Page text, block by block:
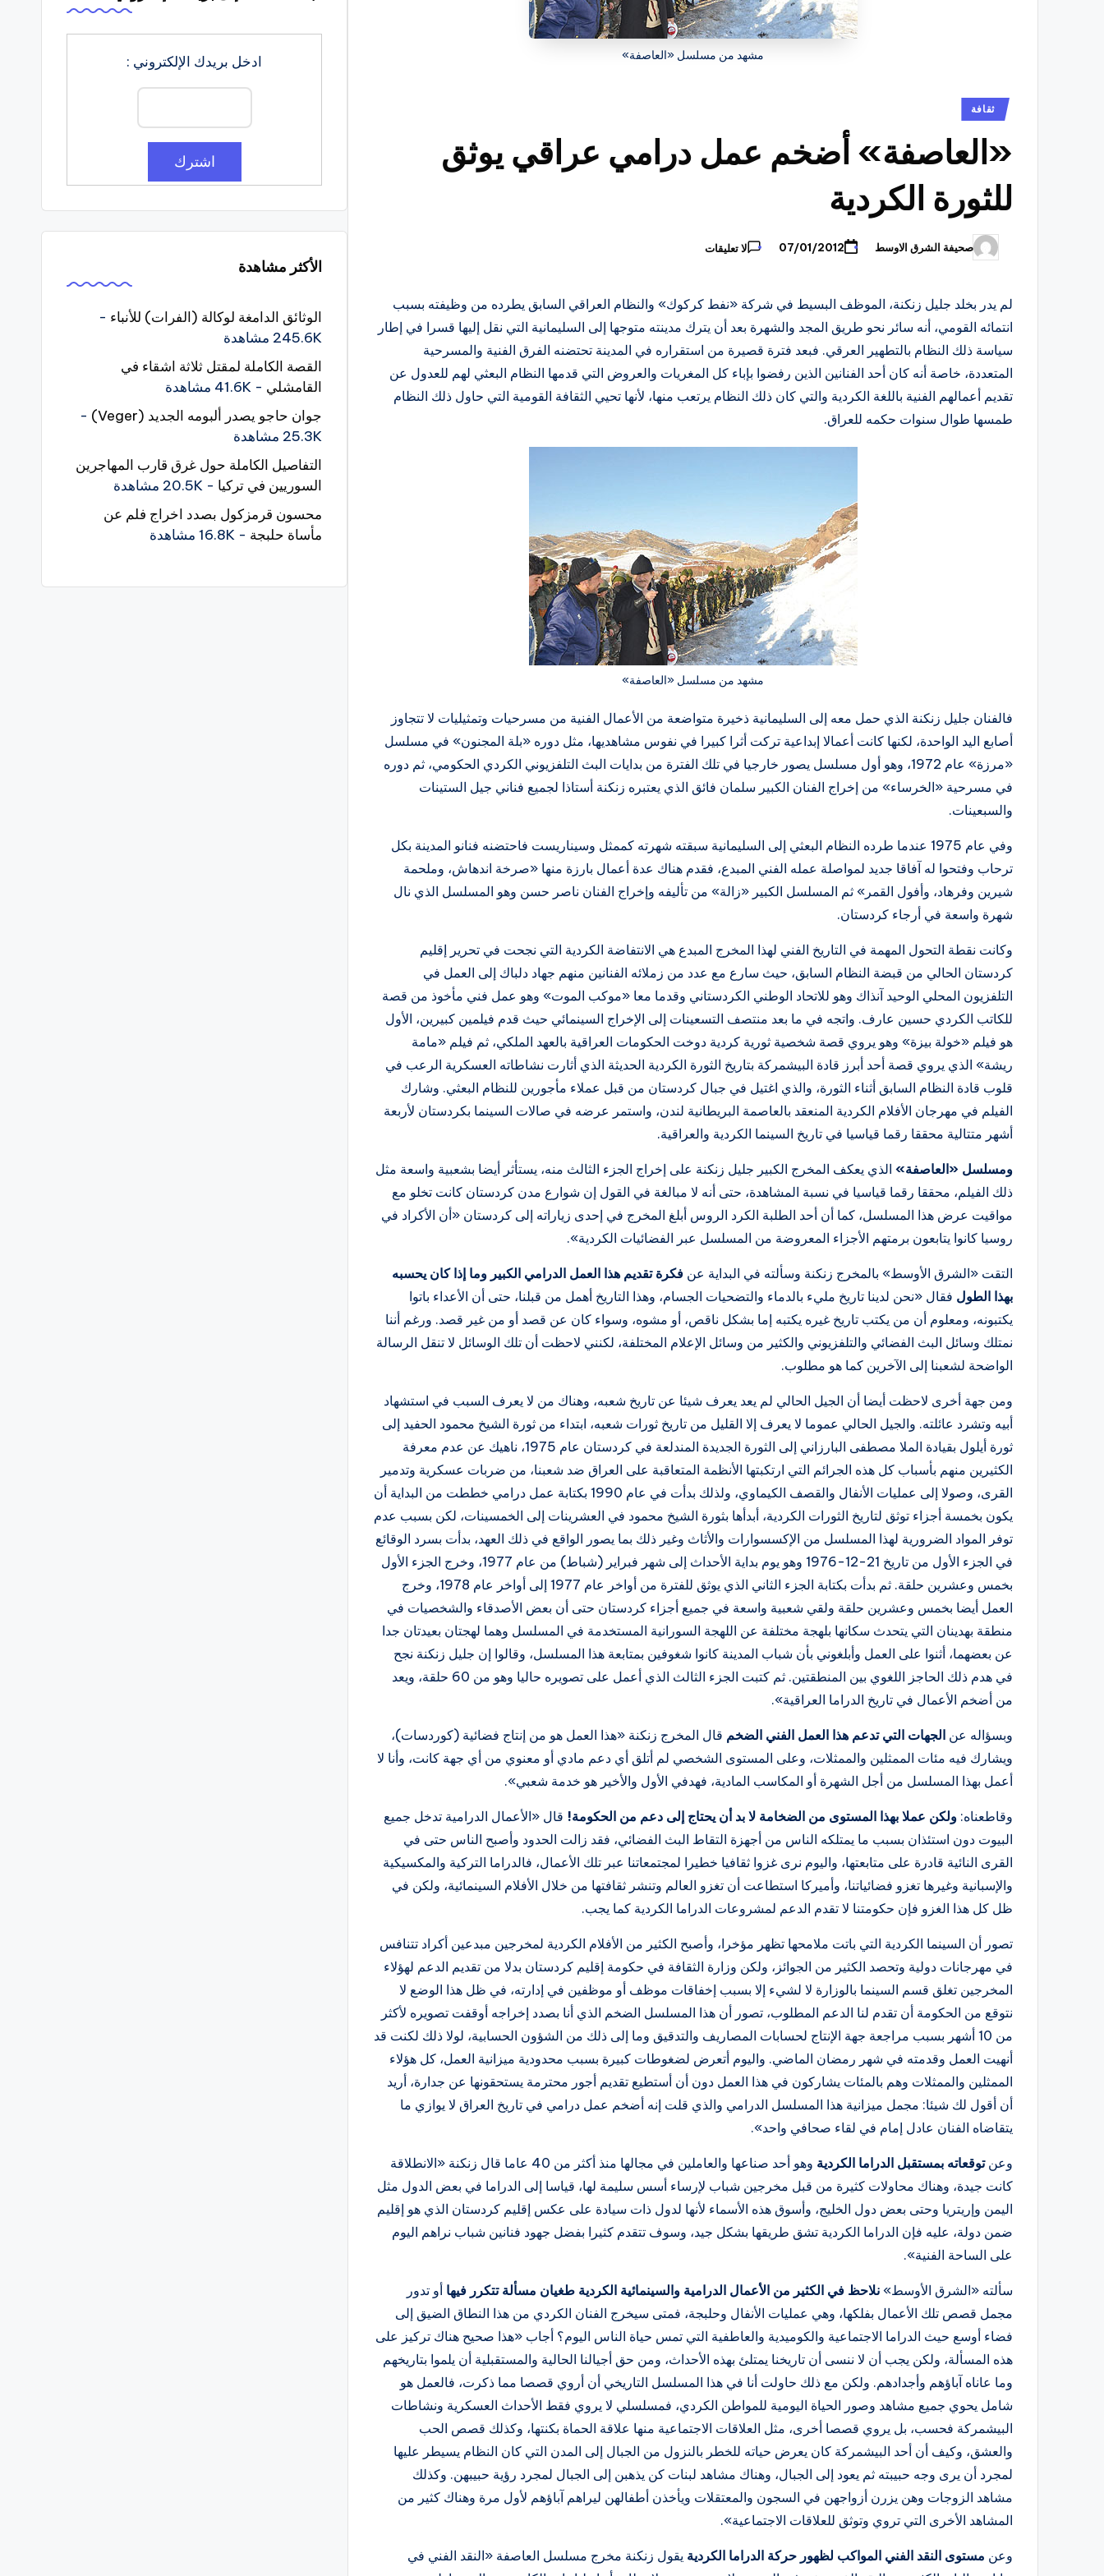
مشهد من مسلسل «العاصفة»
نُشرثقافة
«العاصفة» أضخم عمل درامي عراقي يوثق
للثورة الكردية
تمّ
النشر
صحيفة الشرق الاوسط 07/01/2012 لا تعليقات
لم يدر بخلد جليل زنكنة، الموظف البسيط في شركة «نفط كركوك» والنظام العراقي السابق يطرده من وظيفته بسبب
انتمائه القومي، أنه سائر نحو طريق المجد والشهرة بعد أن يترك مدينته متوجها إلى السليمانية التي نقل إليها قسرا في إطار
سياسة ذلك النظام بالتطهير العرقي. فبعد فترة قصيرة من استقراره في المدينة تحتضنه الفرق الفنية والمسرحية
المتعددة، خاصة أنه كان أحد الفنانين الذين رفضوا بإباء كل المغريات والعروض التي قدمها النظام البعثي لهم للعدول عن
تقديم أعمالهم الفنية باللغة الكردية والتي كان ذلك النظام يرتعب منها، لأنها تحيي الثقافة القومية التي حاول ذلك النظام
طمسها طوال سنوات حكمه للعراق.
مشهد من مسلسل «العاصفة»
فالفنان جليل زنكنة الذي حمل معه إلى السليمانية ذخيرة متواضعة من الأعمال الفنية من مسرحيات وتمثيليات لا تتجاوز
أصابع اليد الواحدة، لكنها كانت أعمالا إبداعية تركت أثرا كبيرا في نفوس مشاهديها، مثل دوره «بلة المجنون» في مسلسل
«مرزة» عام 1972، وهو أول مسلسل يصور خارجيا في تلك الفترة من بدايات البث التلفزيوني الكردي الحكومي، ثم دوره
في مسرحية «الخرساء» من إخراج الفنان الكبير سلمان فائق الذي يعتبره زنكنة أستاذا لجميع فناني جيل الستينات
والسبعينات.
وفي عام 1975 عندما طرده النظام البعثي إلى السليمانية سبقته شهرته كممثل وسيناريست فاحتضنه فنانو المدينة بكل
ترحاب وفتحوا له آفاقا جديد لمواصلة عمله الفني المبدع، فقدم هناك عدة أعمال بارزة منها «صرخة اندهاش، وملحمة
شيرين وفرهاد، وأفول القمر» ثم المسلسل الكبير «زالة» من تأليفه وإخراج الفنان ناصر حسن وهو المسلسل الذي نال
شهرة واسعة في أرجاء كردستان.
وكانت نقطة التحول المهمة في التاريخ الفني لهذا المخرج المبدع هي الانتفاضة الكردية التي نجحت في تحرير إقليم
كردستان الحالي من قبضة النظام السابق، حيث سارع مع عدد من زملائه الفنانين منهم جهاد دلباك إلى العمل في
التلفزيون المحلي الوحيد آنذاك وهو للاتحاد الوطني الكردستاني وقدما معا «موكب الموت» وهو عمل فني مأخوذ من قصة
للكاتب الكردي حسين عارف. واتجه في ما بعد منتصف التسعينات إلى الإخراج السينمائي حيث قدم فيلمين كبيرين، الأول
هو فيلم «خولة بيزة» وهو يروي قصة شخصية ثورية كردية دوخت الحكومات العراقية بالعهد الملكي، ثم فيلم «مامة
ريشة» الذي يروي قصة أحد أبرز قادة البيشمركة بتاريخ الثورة الكردية الحديثة الذي أثارت نشاطاته العسكرية الرعب في
قلوب قادة النظام السابق أثناء الثورة، والذي اغتيل في جبال كردستان من قبل عملاء مأجورين للنظام البعثي. وشارك
الفيلم في مهرجان الأفلام الكردية المنعقد بالعاصمة البريطانية لندن، واستمر عرضه في صالات السينما بكردستان لأربعة
أشهر متتالية محققا رقما قياسيا في تاريخ السينما الكردية والعراقية.
ومسلسل «العاصفة» الذي يعكف المخرج الكبير جليل زنكنة على إخراج الجزء الثالث منه، يستأثر أيضا بشعبية واسعة مثل
ذلك الفيلم، محققا رقما قياسيا في نسبة المشاهدة، حتى أنه لا مبالغة في القول إن شوارع مدن كردستان كانت تخلو مع
مواقيت عرض هذا المسلسل، كما أن أحد الطلبة الكرد الروس أبلغ المخرج في إحدى زياراته إلى كردستان «أن الأكراد في
روسيا كانوا يتابعون برمتهم الأجزاء المعروضة من المسلسل عبر الفضائيات الكردية».
التقت «الشرق الأوسط» بالمخرج زنكنة وسألته في البداية عن فكرة تقديم هذا العمل الدرامي الكبير وما إذا كان يحسبه
بهذا الطول فقال «نحن لدينا تاريخ مليء بالدماء والتضحيات الجسام، وهذا التاريخ أهمل من قبلنا، حتى أن الأعداء باتوا
يكتبونه، ومعلوم أن من يكتب تاريخ غيره يكتبه إما بشكل ناقص، أو مشوه، وسواء كان عن قصد أو من غير قصد. ورغم أننا
نمتلك وسائل البث الفضائي والتلفزيوني والكثير من وسائل الإعلام المختلفة، لكنني لاحظت أن تلك الوسائل لا تنقل الرسالة
الواضحة لشعبنا إلى الآخرين كما هو مطلوب.
ومن جهة أخرى لاحظت أيضا أن الجيل الحالي لم يعد يعرف شيئا عن تاريخ شعبه، وهناك من لا يعرف السبب في استشهاد
أبيه وتشرد عائلته. والجيل الحالي عموما لا يعرف إلا القليل من تاريخ ثورات شعبه، ابتداء من ثورة الشيخ محمود الحفيد إلى
ثورة أيلول بقيادة الملا مصطفى البارزاني إلى الثورة الجديدة المندلعة في كردستان عام 1975، ناهيك عن عدم معرفة
الكثيرين منهم بأسباب كل هذه الجرائم التي ارتكبتها الأنظمة المتعاقبة على العراق ضد شعبنا، من ضربات عسكرية وتدمير
القرى، وصولا إلى عمليات الأنفال والقصف الكيماوي، ولذلك بدأت في عام 1990 بكتابة عمل درامي خططت من البداية أن
يكون بخمسة أجزاء توثق لتاريخ الثورات الكردية، أبدأها بثورة الشيخ محمود في العشرينات إلى الخمسينات، لكن بسبب عدم
توفر المواد الضرورية لهذا المسلسل من الإكسسوارات والأثاث وغير ذلك بما يصور الواقع في ذلك العهد، بدأت بسرد الوقائع
في الجزء الأول من تاريخ 21-12-1976 وهو يوم بداية الأحداث إلى شهر فبراير (شباط) من عام 1977، وخرج الجزء الأول
بخمس وعشرين حلقة. ثم بدأت بكتابة الجزء الثاني الذي يوثق للفترة من أواخر عام 1977 إلى أواخر عام 1978، وخرج
العمل أيضا بخمس وعشرين حلقة ولقي شعبية واسعة في جميع أجزاء كردستان حتى أن بعض الأصدقاء والشخصيات في
منطقة بهدينان التي يتحدث سكانها بلهجة مختلفة عن اللهجة السورانية المستخدمة في المسلسل وهما لهجتان بعيدتان جدا
عن بعضهما، أثنوا على العمل وأبلغوني بأن شباب المدينة كانوا شغوفين بمتابعة هذا المسلسل، وقالوا إن جليل زنكنة نجح
في هدم ذلك الحاجز اللغوي بين المنطقتين. ثم كتبت الجزء الثالث الذي أعمل على تصويره حاليا وهو من 60 حلقة، ويعد
من أضخم الأعمال في تاريخ الدراما العراقية».
وبسؤاله عن الجهات التي تدعم هذا العمل الفني الضخم قال المخرج زنكنة «هذا العمل هو من إنتاج فضائية (كوردسات)،
ويشارك فيه مئات الممثلين والممثلات، وعلى المستوى الشخصي لم أتلق أي دعم مادي أو معنوي من أي جهة كانت، وأنا لا
أعمل بهذا المسلسل من أجل الشهرة أو المكاسب المادية، فهدفي الأول والأخير هو خدمة شعبي».
وقاطعناه: ولكن عملا بهذا المستوى من الضخامة لا بد أن يحتاج إلى دعم من الحكومة! قال «الأعمال الدرامية تدخل جميع
البيوت دون استئذان بسبب ما يمتلكه الناس من أجهزة التقاط البث الفضائي، فقد زالت الحدود وأصبح الناس حتى في
القرى النائية قادرة على متابعتها، واليوم نرى غزوا ثقافيا خطيرا لمجتمعاتنا عبر تلك الأعمال، فالدراما التركية والمكسيكية
والإسبانية وغيرها تغزو فضائياتنا، وأميركا استطاعت أن تغزو العالم وتنشر ثقافتها من خلال الأفلام السينمائية، ولكن في
ظل كل هذا الغزو فإن حكومتنا لا تقدم الدعم لمشروعات الدراما الكردية كما يجب.
تصور أن السينما الكردية التي باتت ملامحها تظهر مؤخرا، وأصبح الكثير من الأفلام الكردية لمخرجين مبدعين أكراد تتنافس
في مهرجانات دولية وتحصد الكثير من الجوائز، ولكن وزارة الثقافة في حكومة إقليم كردستان بدلا من تقديم الدعم لهؤلاء
المخرجين تغلق قسم السينما بالوزارة لا لشيء إلا بسبب إخفاقات موظف أو موظفين في إدارته، في ظل هذا الوضع لا
نتوقع من الحكومة أن تقدم لنا الدعم المطلوب، تصور أن هذا المسلسل الضخم الذي أنا بصدد إخراجه أوقفت تصويره لأكثر
من 10 أشهر بسبب مراجعة جهة الإنتاج لحسابات المصاريف والتدقيق وما إلى ذلك من الشؤون الحسابية، لولا ذلك لكنت قد
أنهيت العمل وقدمته في شهر رمضان الماضي. واليوم أتعرض لضغوطات كبيرة بسبب محدودية ميزانية العمل، كل هؤلاء
الممثلين والممثلات وهم بالمئات يشاركون في هذا العمل دون أن أستطيع تقديم أجور محترمة يستحقونها عن جدارة، أريد
أن أقول لك شيئا: مجمل ميزانية هذا المسلسل الدرامي والذي قلت إنه أضخم عمل درامي في تاريخ العراق لا يوازي ما
يتقاضاه الفنان عادل إمام في لقاء صحافي واحد».
وعنتوقعاته بمستقبل الدراما الكردية
وهو أحد صناعها والعاملين في مجالها منذ أكثر من 40 عاما قال زنكنة «الانطلاقة
كانت جيدة، وهناك محاولات كثيرة من قبل مخرجين شباب لإرساء أسس سليمة لها، قياسا إلى الدراما في بعض الدول مثل
اليمن وإريتريا وحتى بعض دول الخليج، وأسوق هذه الأسماء لأنها لدول ذات سيادة على عكس إقليم كردستان الذي هو إقليم
ضمن دولة، عليه فإن الدراما الكردية تشق طريقها بشكل جيد، وسوف تتقدم كثيرا بفضل جهود فنانين شباب نراهم اليوم
على الساحة الفنية».
سألته «الشرق الأوسط» نلاحظ في الكثير من الأعمال الدرامية والسينمائية الكردية طغيان مسألة تتكرر فيها أو تدور
مجمل قصص تلك الأعمال بفلكها، وهي عمليات الأنفال وحلبجة، فمتى سيخرج الفنان الكردي من هذا النطاق الضيق إلى
فضاء أوسع حيث الدراما الاجتماعية والكوميدية والعاطفية التي تمس حياة الناس اليوم؟ أجاب «هذا صحيح هناك تركيز على
هذه المسألة، ولكن يجب أن لا ننسى أن تاريخنا يمتلئ بهذه الأحداث، ومن حق أجيالنا الحالية والمستقبلية أن يلموا بتاريخهم
وما عاناه آباؤهم وأجدادهم. ولكن مع ذلك حاولت أنا في هذا المسلسل التاريخي أن أروي قصصا مما ذكرت، فالعمل هو
شامل يحوي جميع مشاهد وصور الحياة اليومية للمواطن الكردي، فمسلسلي لا يروي فقط الأحداث العسكرية ونشاطات
البيشمركة فحسب، بل يروي قصصا أخرى، مثل العلاقات الاجتماعية منها علاقة الحماة بكنتها، وكذلك قصص الحب
والعشق، وكيف أن أحد البيشمركة كان يعرض حياته للخطر بالنزول من الجبال إلى المدن التي كان النظام يسيطر عليها
لمجرد أن يرى وجه حبيبته ثم يعود إلى الجبال، وهناك مشاهد لبنات كن يذهبن إلى الجبال لمجرد رؤية حبيبهن. وكذلك
مشاهد الزوجات وهن يزرن أزواجهن في السجون والمعتقلات ويأخذن أطفالهن ليراهم آباؤهم لأول مرة وهناك كثير من
المشاهد الأخرى التي تروي وتوثق للعلاقات الاجتماعية».
وعن مستوى النقد الفني المواكب لظهور حركة الدراما الكردية يقول زنكنة مخرج مسلسل العاصفة «النقد الفني في
ادخل بريدك الإلكتروني :
الأكثر مشاهدة
الوثائق الدامغة لوكالة (الفرات) للأنباء -
245.6K مشاهدة
القصة الكاملة لمقتل ثلاثة اشقاء في
القامشلي - 41.6K مشاهدة
جوان حاجو يصدر ألبومه الجديد (Veger)
-
25.3K مشاهدة
التفاصيل الكاملة حول غرق قارب المهاجرين
السوريين في تركيا - 20.5K مشاهدة
محسون قرمزكول بصدد اخراج فلم عن
مأساة حلبجة - 16.8K مشاهدة